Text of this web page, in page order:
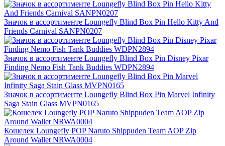
Значок в ассортименте Loungefly Blind Box Pin Hello Kitty And
Friends Carnival SANPN0207
Значок в ассортименте Loungefly Blind Box Pin Disney Pixar
Finding Nemo Fish Tank Buddies WDPN2894
Значок в ассортименте Loungefly Blind Box Pin Marvel Infinity
Saga Stain Glass MVPN0165
Кошелек Loungefly POP Naruto Shippuden Team AOP Zip
Around Wallet NRWA0004